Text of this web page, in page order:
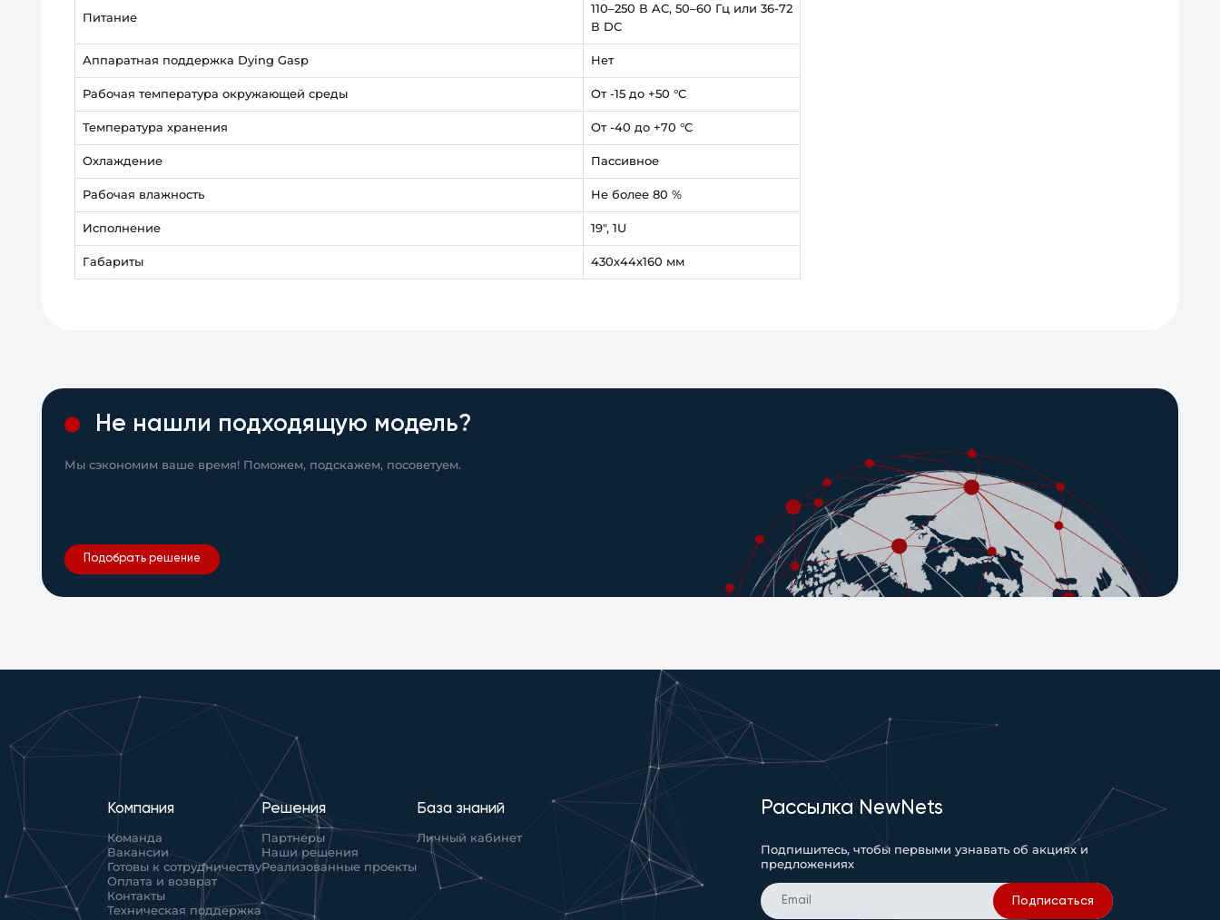
Питание
110–250 В AC, 50–60 Гц или 36-72
В DC
Аппаратная поддержка Dying Gasp Нет
Рабочая температура окружающей среды От -15 до +50 °С
Температура хранения От -40 до +70 °С
Охлаждение Пассивное
Рабочая влажность Не более 80 %
Исполнение 19", 1U
Габариты 430х44х160 мм
Не нашли подходящую модель?
Мы сэкономим ваше время! Поможем, подскажем, посоветуем.
Подобрать решение
Компания
Команда
Вакансии
Готовы к сотрудничеству
Оплата и возврат
Контакты
Техническая поддержка
Решения
Партнеры
Наши решения
Реализованные проекты
База знаний
Личный кабинет
Рассылка NewNets
Подпишитесь, чтобы первыми узнавать об акциях и
предложениях
Подписаться